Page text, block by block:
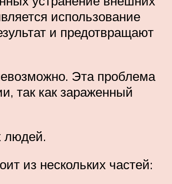
использование
и предотвращают
Эта проблема
так как зараженный
людей.
из нескольких частей: